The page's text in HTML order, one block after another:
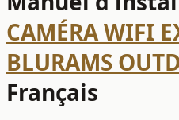
CAMÉRA WIFI
BLURAMS
Français